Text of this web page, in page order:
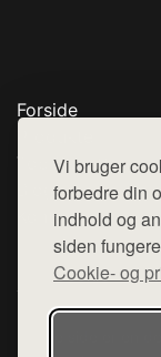
Vi bruger
forbedre din
indhold og
siden
Cookie- og
Forside
Top Rabatter
Blog
Kontakt
Denne side er en